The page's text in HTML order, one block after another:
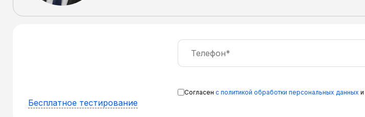
Согласен с политикой обработки персональных данных и
Бесплатное тестирование